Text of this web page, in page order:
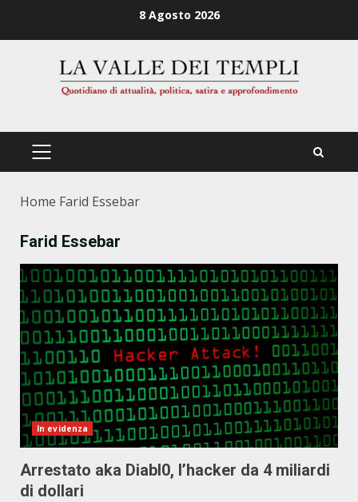
8 Agosto 2026
PRIMÄRES
Home Farid Essebar
Farid Essebar
In evidenza
Arrestato aka DiabI0, l’hacker da 4 miliardi
di dollari